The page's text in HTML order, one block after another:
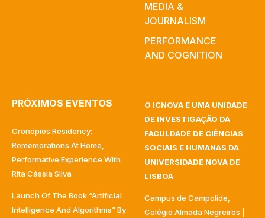
MEDIA &
JOURNALISM
PERFORMANCE
AND COGNITION
PRÓXIMOS EVENTOS
Cronópios Residency:
Rememorations At Home,
Performative Experience With
Rita Cássia Silva
Launch Of The Book “Artificial
Intelligence And Algorithms” By
O ICNOVA É UMA UNIDADE
DE INVESTIGAÇÃO DA
FACULDADE DE CIÊNCIAS
SOCIAIS E HUMANAS DA
UNIVERSIDADE NOVA DE
LISBOA
Campus de Campolide,
Colégio Almada Negreiros |